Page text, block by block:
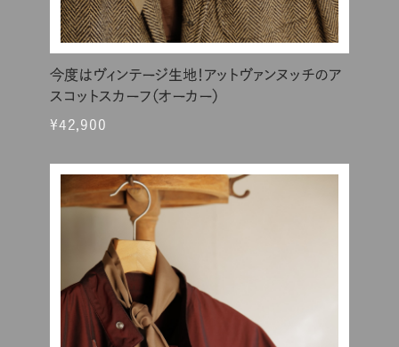
今度はヴィンテージ生地！アットヴァンヌッチのア
スコットスカーフ（オーカー）
¥42,900